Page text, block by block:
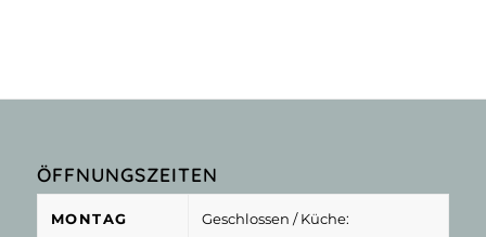
ÖFFNUNGSZEITEN
MONTAG Geschlossen / Küche: